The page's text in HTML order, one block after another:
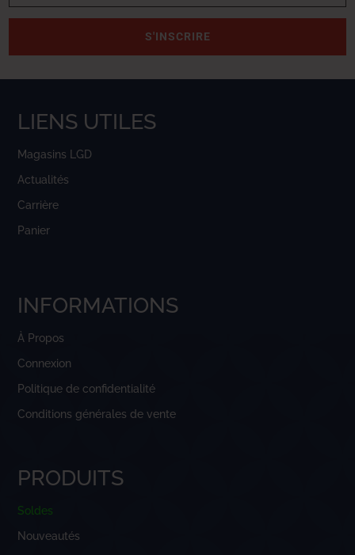
S'INSCRIRE
LIENS UTILES
Magasins LGD
Actualités
Carrière
Panier
INFORMATIONS
À Propos
Connexion
Politique de confidentialité
Conditions générales de vente
PRODUITS
Soldes
Nouveautés